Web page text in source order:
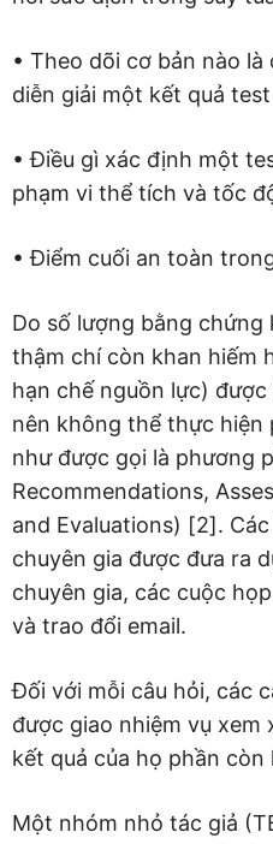
• Theo dõi cơ bản nào
diễn giải một kết quả
• Điều gì xác định một
phạm vi thể tích và tốc
• Điểm cuối an toàn
Do số lượng bằng chứng
thậm chí còn khan hiếm
hạn chế nguồn lực)
nên không thể thực
như được gọi là phương
Recommendations,
and Evaluations) [2].
chuyên gia được đưa ra
chuyên gia, các cuộc
và trao đổi email.
Đối với mỗi câu hỏi, các
được giao nhiệm vụ xem
kết quả của họ phần còn
Một nhóm nhỏ tác giả